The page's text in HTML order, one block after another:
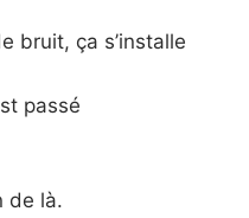
bruit, ça s’installe
passé
de là.